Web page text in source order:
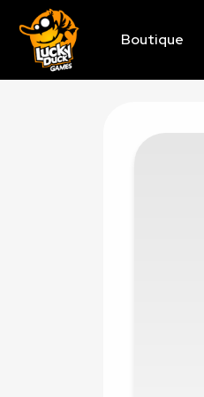
Boutique